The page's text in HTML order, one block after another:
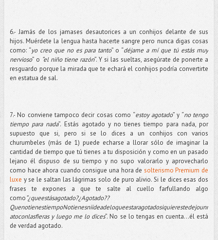
6.- Jamás de los jamases desautorices a un conhijos delante de sus
hijos. Muérdete la lengua hasta hacerte sangre pero nunca digas cosas
como: “yo creo que no es para tanto” o “déjame a mí que tú estás muy
nervioso” o “el niño tiene razón”. Y si las sueltas, asegúrate de ponerte a
resguardo porque la mirada que te echará el conhijos podría convertirte
en estatua de sal.
7.- No conviene tampoco decir cosas como “estoy agotado” y “no tengo
tiempo para nada”. Estás agotado y no tienes tiempo para nada, por
supuesto que si, pero si se lo dices a un conhijos con varios
churumbeles (más de 1) puede echarse a llorar sólo de imaginar la
cantidad de tiempo que tú tienes a tu disposición y como en un pasado
lejano él dispuso de su tiempo y no supo valorarlo y aprovecharlo
como hace ahora cuando consigue una hora de solterismo Premium de
luxe y se le saltan las lágrimas solo de puro alivio. Si le dices esas dos
frases te expones a que te salte al cuello farfullando algo
como“¿queestásagotado?¿Agotado??
QuenotienestiempoNotienesniideadeloqueestaragotadosiquierestedejounr
atoconlasfieras y luego me lo dices”. No se lo tengas en cuenta…él está
de verdad agotado.